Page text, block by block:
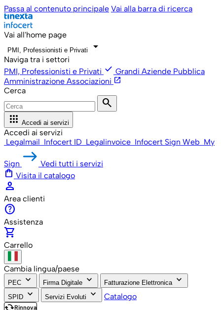
Passa al contenuto principale Vai alla barra di ricerca
Vai all'home page
PMI, Professionisti e Privati arrow_drop_down
Naviga tra i settori
PMI, Professionisti e Privati check Grandi Aziende Pubblica
Amministrazione Associazioni open_in_new
Cerca
search
apps Accedi ai servizi
Accedi ai servizi
Legalmail Infocert ID Legalinvoice Infocert Sign Web My
Sign Vedi tutti i servizi
shopping_bag Visita il catalogo
person
Area clienti
help
Assistenza
shopping_cart
Carrello
Cambia lingua/paese
PEC keyboard_arrow_down Firma Digitale keyboard_arrow_down Fatturazione Elettronica keyboard_arrow_down
SPID keyboard_arrow_down Servizi Evoluti keyboard_arrow_down Catalogo
cachedRinnova